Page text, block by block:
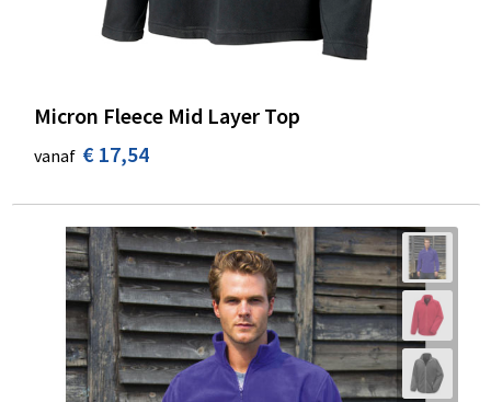
Micron Fleece Mid Layer Top
vanaf € 17,54